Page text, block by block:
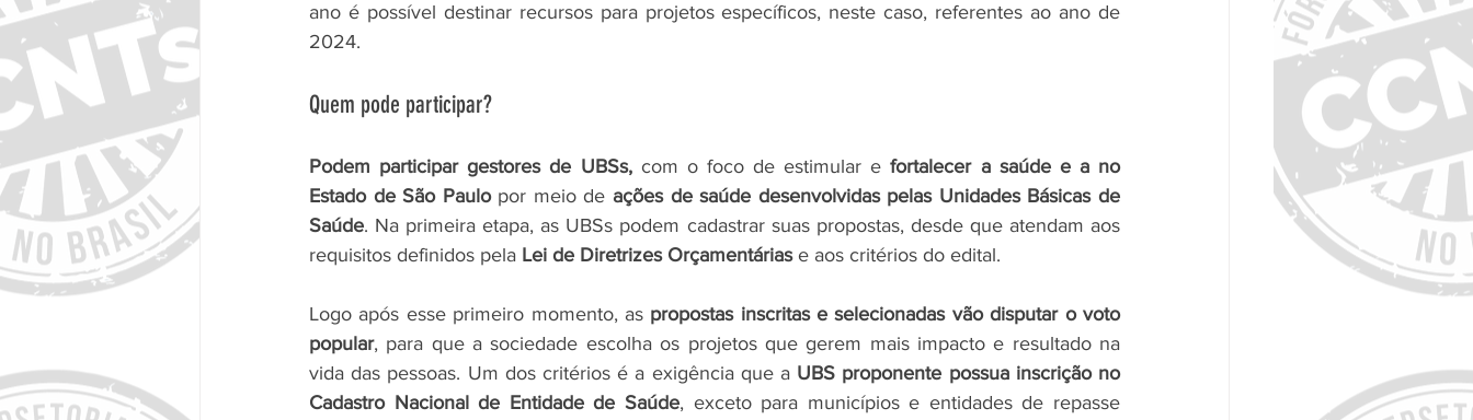
ano é possível destinar recursos para projetos específicos, neste caso, referentes ao ano de
2024.
Quem pode participar?
Podem participar gestores de UBSs, com o foco de estimular e fortalecer a saúde e a no
Estado de São Paulo por meio de ações de saúde desenvolvidas pelas Unidades Básicas de
Saúde. Na primeira etapa, as UBSs podem cadastrar suas propostas, desde que atendam aos
requisitos definidos pela Lei de Diretrizes Orçamentárias e aos critérios do edital.
Logo após esse primeiro momento, as propostas inscritas e selecionadas vão disputar o voto
popular, para que a sociedade escolha os projetos que gerem mais impacto e resultado na
vida das pessoas. Um dos critérios é a exigência que a UBS proponente possua inscrição no
Cadastro Nacional de Entidade de Saúde, exceto para municípios e entidades de repasse